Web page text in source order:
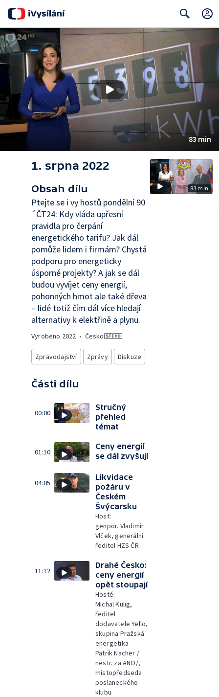
Search
83 min
1. srpna 2022
Obsah dílu
Ptejte se i vy hostů pondělní 90
´ČT24: Kdy vláda upřesní
pravidla pro čerpání
energetického tarifu? Jak dál
pomůže lidem i firmám? Chystá
podporu pro energeticky
úsporné projekty? A jak se dál
budou vyvíjet ceny energií,
pohonných hmot ale také dřeva
–⁠ lidé totiž čím dál více hledají
alternativy k elektřině a plynu.
Vyrobeno 2022 • Česko
Zpravodajství Zprávy Diskuze
Části dílu
00:00
Stručný
přehled
témat
01:10
Ceny energií
se dál zvyšují
04:05
Likvidace
požáru v
Českém
Švýcarsku
Host:
genpor. Vladimír
Vlček, generální
ředitel HZS ČR
11:12
Drahé Česko:
ceny energií
opět stoupají
Hosté:
Michal Kulig,
ředitel
dodavatele Yello,
skupina Pražská
energetika
Patrik Nacher /
nestr. za ANO/,
místopředseda
poslaneckého
klubu
83 min